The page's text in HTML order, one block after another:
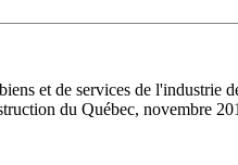
et de services de l'industrie
du Québec, novembre